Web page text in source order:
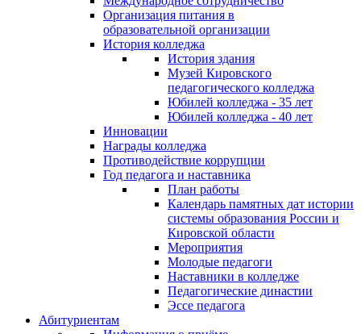
Организация питания в
образовательной организации
История колледжа
История здания
Музей Кировского
педагогического колледжа
Юбилей колледжа - 35 лет
Юбилей колледжа - 40 лет
Инновации
Награды колледжа
Противодействие коррупции
Год педагога и наставника
План работы
Календарь памятных дат истории
системы образования России и
Кировской области
Мероприятия
Молодые педагоги
Наставники в колледже
Педагогические династии
Эссе педагога
Абитуриентам